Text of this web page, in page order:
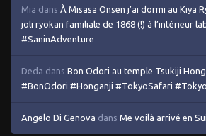
Mia dans À Misasa Onsen j’ai dormi au Kiya
joli ryokan familiale de 1868 (!) à l’intérieur
#SaninAdventure
Deda dans Bon Odori au temple Tsukiji
#BonOdori #Honganji #TokyoSafari
Angelo Di Genova dans Me voilà arrivé en